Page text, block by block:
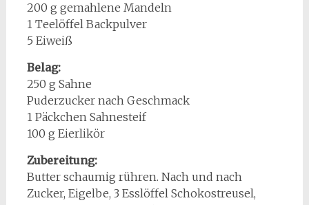
200 g gemahlene Mandeln
1 Teelöffel Backpulver
5 Eiweiß
Belag:
250 g Sahne
Puderzucker nach Geschmack
1 Päckchen Sahnesteif
100 g Eierlikör
Zubereitung:
Butter schaumig rühren. Nach und nach
Zucker, Eigelbe, 3 Esslöffel Schokostreusel,